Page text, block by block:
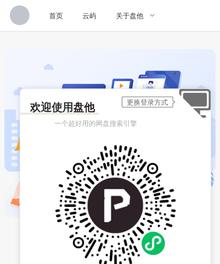
首页 云屿 关于盘他
欢迎使用盘他
一个超好用的网盘搜索引擎